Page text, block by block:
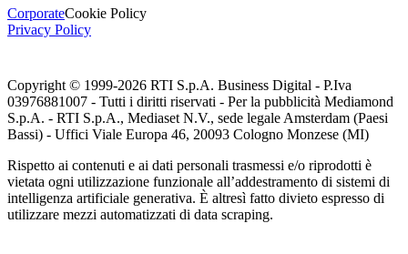
CorporateCookie Policy
Privacy Policy
Copyright © 1999-2026 RTI S.p.A. Business Digital - P.Iva
03976881007 - Tutti i diritti riservati - Per la pubblicità Mediamond
S.p.A. - RTI S.p.A., Mediaset N.V., sede legale Amsterdam (Paesi
Bassi) - Uffici Viale Europa 46, 20093 Cologno Monzese (MI)
Rispetto ai contenuti e ai dati personali trasmessi e/o riprodotti è
vietata ogni utilizzazione funzionale all’addestramento di sistemi di
intelligenza artificiale generativa. È altresì fatto divieto espresso di
utilizzare mezzi automatizzati di data scraping.